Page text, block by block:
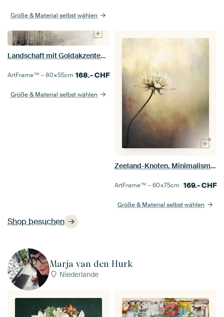
Shop besuchen
Größe & Material selbst wählen
Landschaft mit Goldakzenten im Collage-Stil
ArtFrame™ –80×55cm 168.-CHF
Größe & Material selbst wählen
Zeeland-Knoten, Minimalismus
ArtFrame™ –60×75cm 169.-CHF
Größe & Material selbst wählen
Marja van den Hurk
Niederlande